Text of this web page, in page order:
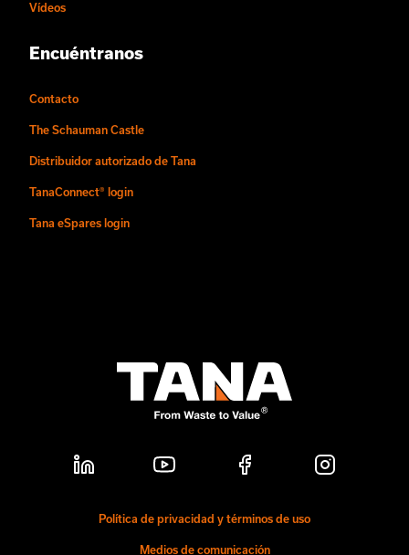
Vídeos
Encuéntranos
Contacto
The Schauman Castle
Distribuidor autorizado de Tana
TanaConnect® login
Tana eSpares login
Política de privacidad y términos de uso
Medios de comunicación